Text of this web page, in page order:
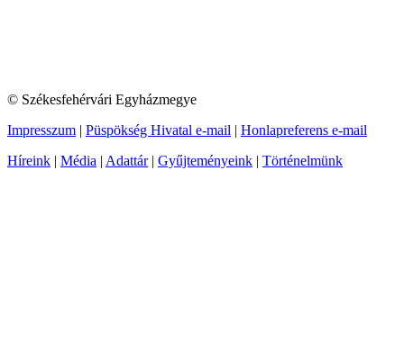
© Székesfehérvári Egyházmegye
Impresszum | Püspökség Hivatal e-mail | Honlapreferens e-mail
Híreink | Média | Adattár| Gyűjteményeink | Történelmünk